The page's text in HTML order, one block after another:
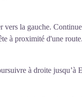
vers la gauche.
à proximité d'une route.
à droite jusqu’à